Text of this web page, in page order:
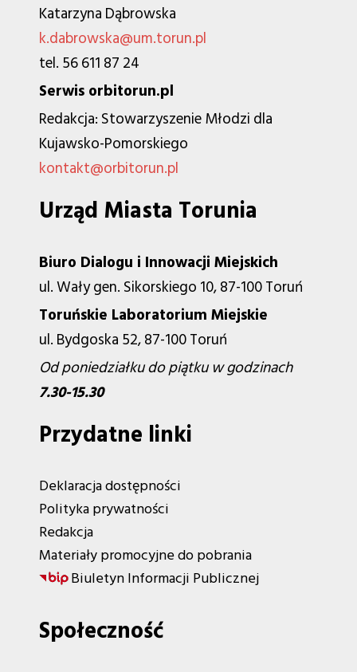
Katarzyna Dąbrowska
k.dabrowska@um.torun.pl
tel. 56 611 87 24
Serwis orbitorun.pl
Redakcja: Stowarzyszenie Młodzi dla
Kujawsko-Pomorskiego
kontakt@orbitorun.pl
Urząd Miasta Torunia
Biuro Dialogu i Innowacji Miejskich
ul. Wały gen. Sikorskiego 10, 87-100 Toruń
Toruńskie Laboratorium Miejskie
ul. Bydgoska 52, 87-100 Toruń
Od poniedziałku do piątku w godzinach
7.30-15.30
Przydatne linki
Deklaracja dostępności
Polityka prywatności
Redakcja
Materiały promocyjne do pobrania
Biuletyn Informacji Publicznej
Społeczność